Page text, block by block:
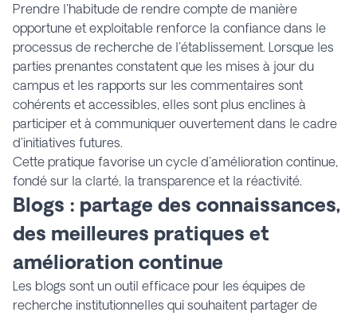
Prendre l'habitude de rendre compte de manière
opportune et exploitable renforce la confiance dans le
processus de recherche de l'établissement. Lorsque les
parties prenantes constatent que les mises à jour du
campus et les rapports sur les commentaires sont
cohérents et accessibles, elles sont plus enclines à
participer et à communiquer ouvertement dans le cadre
d'initiatives futures.
Cette pratique favorise un cycle d'amélioration continue,
fondé sur la clarté, la transparence et la réactivité.
Blogs : partage des connaissances,
des meilleures pratiques et
amélioration continue
Les blogs sont un outil efficace pour les équipes de
recherche institutionnelles qui souhaitent partager de